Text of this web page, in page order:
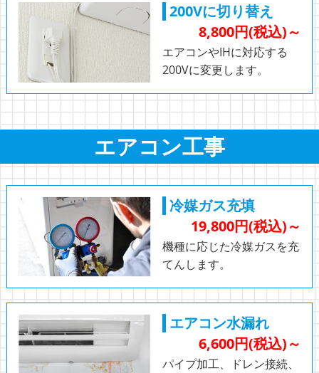
200Vに切り替え
8,800円(税込)～
エアコンやIHに対応する
200Vに変更します。
エアコン工事
冷媒ガス充填
19,800円(税込)～
機種に応じた冷媒ガスを充
てんします。
エアコン水漏れ
6,600円(税込)～
パイプ加工、ドレン接続、